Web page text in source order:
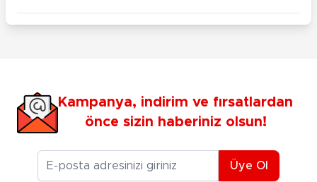
Kampanya, indirim ve fırsatlardan
önce sizin haberiniz olsun!
E-posta Adresiniz
Üye Ol